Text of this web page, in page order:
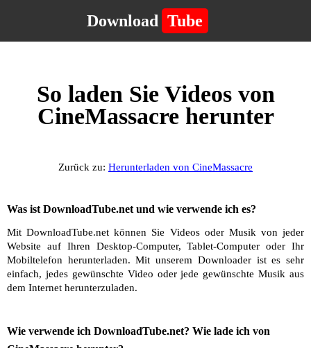
Download Tube
So laden Sie Videos von
CineMassacre herunter
Zurück zu: Herunterladen von CineMassacre
Was ist DownloadTube.net und wie verwende ich es?
Mit DownloadTube.net können Sie Videos oder Musik von jeder
Website auf Ihren Desktop-Computer, Tablet-Computer oder Ihr
Mobiltelefon herunterladen. Mit unserem Downloader ist es sehr
einfach, jedes gewünschte Video oder jede gewünschte Musik aus
dem Internet herunterzuladen.
Wie verwende ich DownloadTube.net? Wie lade ich von